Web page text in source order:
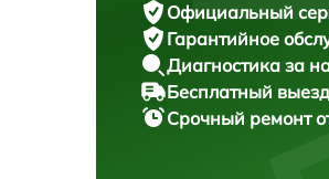
Официальный
Гарантийное
Диагностика за
Бесплатный
Срочный ремонт